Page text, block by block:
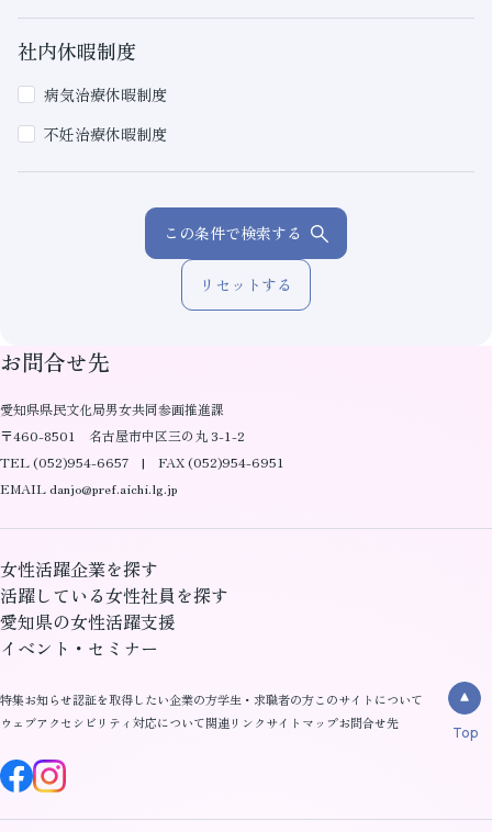
社内休暇制度
病気治療休暇制度
不妊治療休暇制度
この条件で検索する
リセットする
お問合せ先
愛知県県民文化局男女共同参画推進課
〒460-8501 名古屋市中区三の丸 3-1-2
TEL (052)954-6657 | FAX (052)954-6951
EMAIL danjo@pref.aichi.lg.jp
女性活躍企業を探す
活躍している女性社員を探す
愛知県の女性活躍支援
イベント・セミナー
特集お知らせ認証を取得したい企業の方学生・求職者の方このサイトについて
ウェブアクセシビリティ対応について関連リンクサイトマップお問合せ先
Top